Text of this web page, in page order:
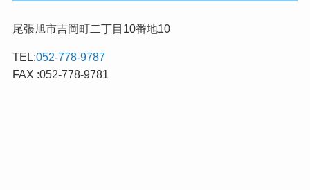
尾張旭市吉岡町二丁目10番地10
TEL:052-778-9787
FAX :052-778-9781